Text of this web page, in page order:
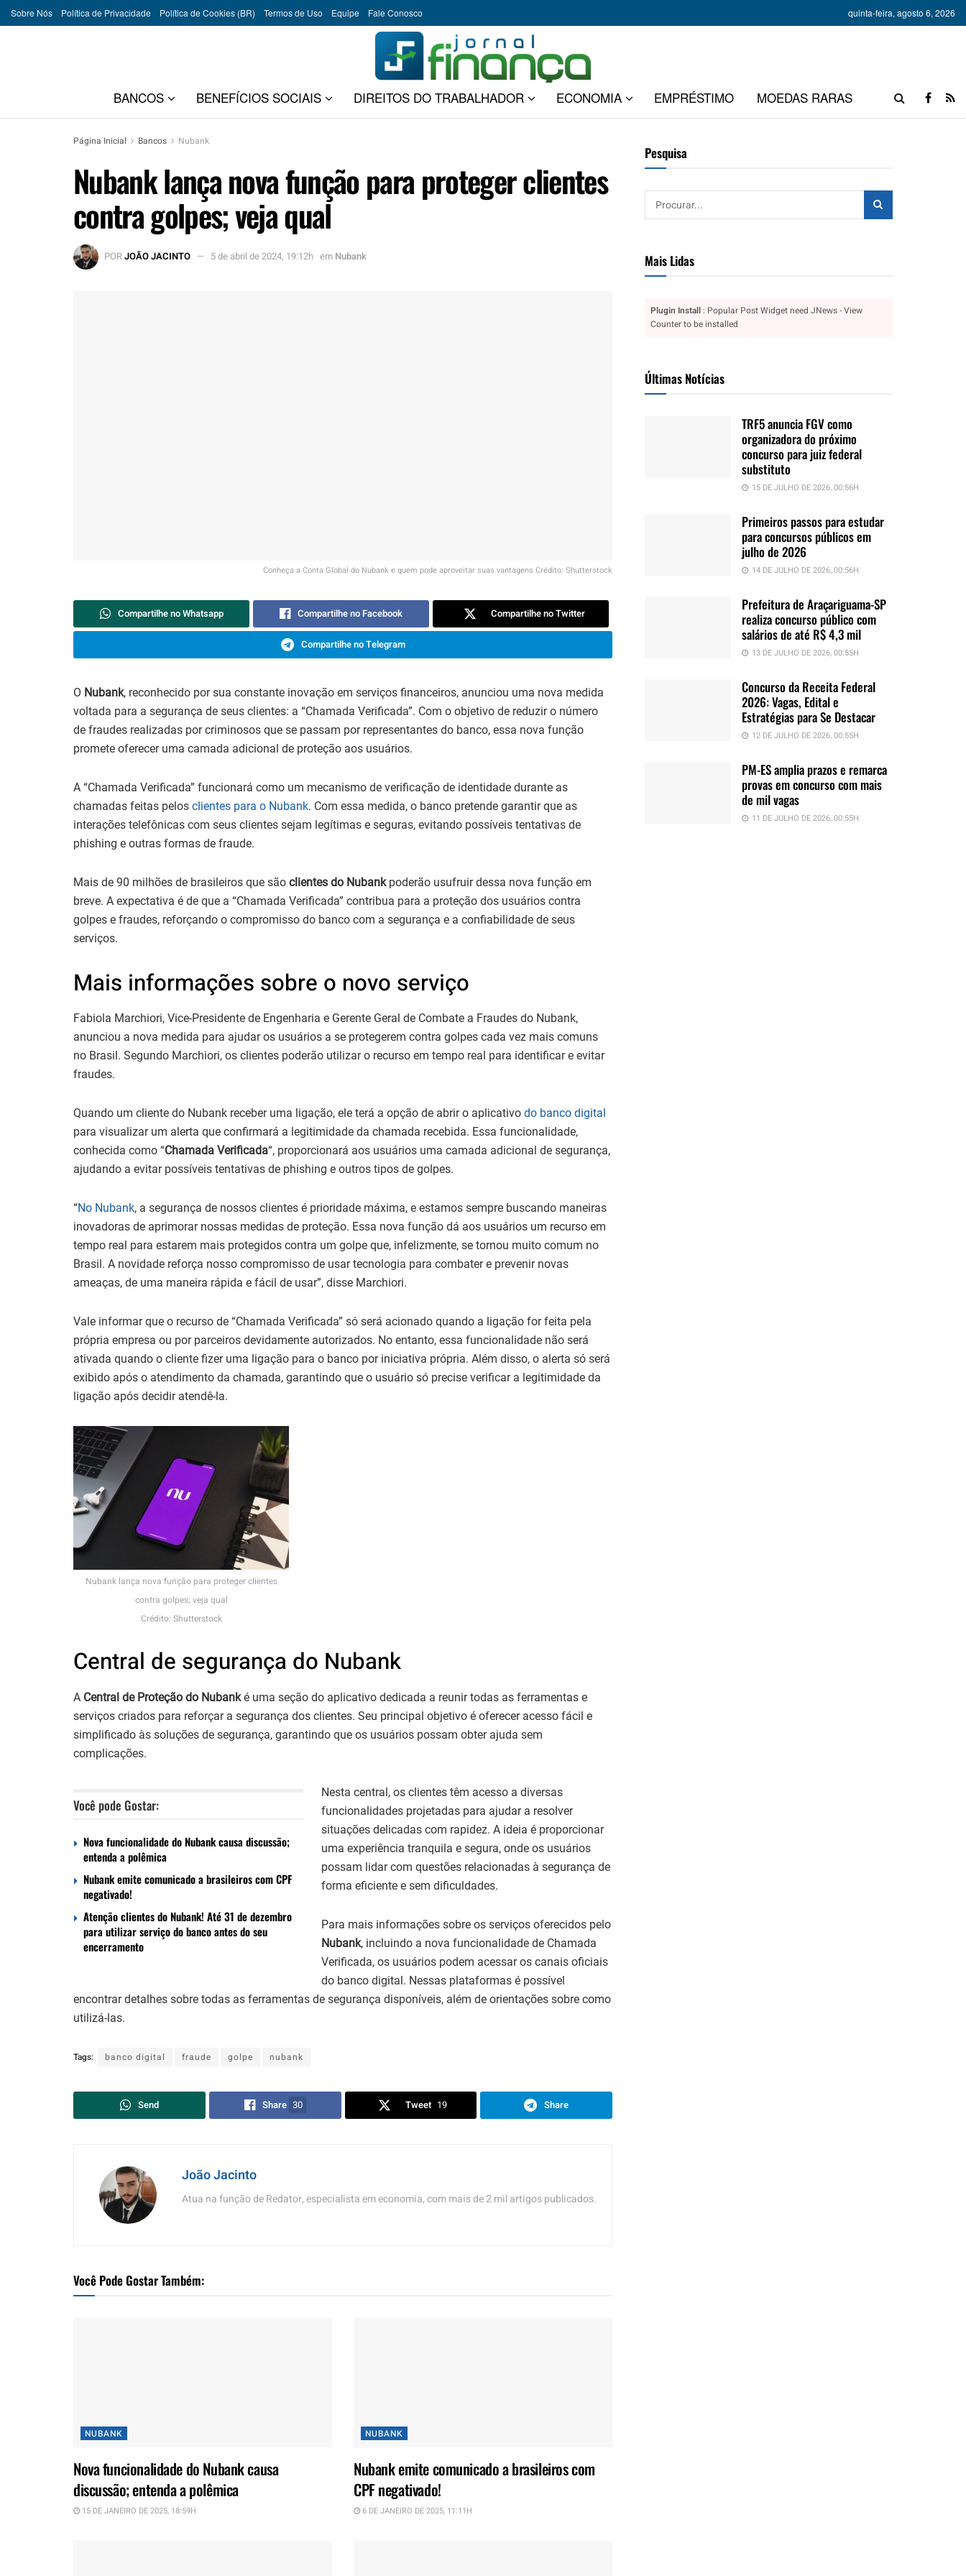
Sobre Nós Política de Privacidade Política de Cookies (BR) Termos de Uso Equipe Fale Conosco quinta-feira, agosto 6, 2026
BANCOS BENEFÍCIOS SOCIAIS DIREITOS DO TRABALHADOR ECONOMIA EMPRÉSTIMO MOEDAS RARAS
Página Inicial Bancos Nubank
Nubank lança nova função para proteger clientes
contra golpes; veja qual
PORJOÃO JACINTO 5 de abril de 2024, 19:12h em Nubank
Conheça a Conta Global do Nubank e quem pode aproveitar suas vantagens Crédito: Shutterstock
Compartilhe no Whatsapp Compartilhe no Facebook Compartilhe no Twitter
Compartilhe no Telegram
O Nubank, reconhecido por sua constante inovação em serviços financeiros, anunciou uma nova medida
voltada para a segurança de seus clientes: a “Chamada Verificada”. Com o objetivo de reduzir o número
de fraudes realizadas por criminosos que se passam por representantes do banco, essa nova função
promete oferecer uma camada adicional de proteção aos usuários.
A “Chamada Verificada” funcionará como um mecanismo de verificação de identidade durante as
chamadas feitas pelos clientes para o Nubank. Com essa medida, o banco pretende garantir que as
interações telefônicas com seus clientes sejam legítimas e seguras, evitando possíveis tentativas de
phishing e outras formas de fraude.
Mais de 90 milhões de brasileiros que são clientes do Nubankpoderão usufruir dessa nova função em
breve. A expectativa é de que a “Chamada Verificada” contribua para a proteção dos usuários contra
golpes e fraudes, reforçando o compromisso do banco com a segurança e a confiabilidade de seus
serviços.
Mais informações sobre o novo serviço
Fabiola Marchiori, Vice-Presidente de Engenharia e Gerente Geral de Combate a Fraudes do Nubank,
anunciou a nova medida para ajudar os usuários a se protegerem contra golpes cada vez mais comuns
no Brasil. Segundo Marchiori, os clientes poderão utilizar o recurso em tempo real para identificar e evitar
fraudes.
Quando um cliente do Nubank receber uma ligação, ele terá a opção de abrir o aplicativo do banco digital
para visualizar um alerta que confirmará a legitimidade da chamada recebida. Essa funcionalidade,
conhecida como “Chamada Verificada“, proporcionará aos usuários uma camada adicional de segurança,
ajudando a evitar possíveis tentativas de phishing e outros tipos de golpes.
“No Nubank, a segurança de nossos clientes é prioridade máxima, e estamos sempre buscando maneiras
inovadoras de aprimorar nossas medidas de proteção. Essa nova função dá aos usuários um recurso em
tempo real para estarem mais protegidos contra um golpe que, infelizmente, se tornou muito comum no
Brasil. A novidade reforça nosso compromisso de usar tecnologia para combater e prevenir novas
ameaças, de uma maneira rápida e fácil de usar”, disse Marchiori.
Vale informar que o recurso de “Chamada Verificada” só será acionado quando a ligação for feita pela
própria empresa ou por parceiros devidamente autorizados. No entanto, essa funcionalidade não será
ativada quando o cliente fizer uma ligação para o banco por iniciativa própria. Além disso, o alerta só será
exibido após o atendimento da chamada, garantindo que o usuário só precise verificar a legitimidade da
ligação após decidir atendê-la.
Nubank lança nova função para proteger clientes
contra golpes; veja qual
Crédito: Shutterstock
Central de segurança do Nubank
A Central de Proteção do Nubanké uma seção do aplicativo dedicada a reunir todas as ferramentas e
serviços criados para reforçar a segurança dos clientes. Seu principal objetivo é oferecer acesso fácil e
simplificado às soluções de segurança, garantindo que os usuários possam obter ajuda sem
complicações.
Você pode Gostar:
Nova funcionalidade do Nubank causa discussão;
entenda a polêmica
Nubank emite comunicado a brasileiros com CPF
negativado!
Atenção clientes do Nubank! Até 31 de dezembro
para utilizar serviço do banco antes do seu
encerramento
Nesta central, os clientes têm acesso a diversas
funcionalidades projetadas para ajudar a resolver
situações delicadas com rapidez. A ideia é proporcionar
uma experiência tranquila e segura, onde os usuários
possam lidar com questões relacionadas à segurança de
forma eficiente e sem dificuldades.
Para mais informações sobre os serviços oferecidos pelo
Nubank, incluindo a nova funcionalidade de Chamada
Verificada, os usuários podem acessar os canais oficiais
do banco digital. Nessas plataformas é possível
encontrar detalhes sobre todas as ferramentas de segurança disponíveis, além de orientações sobre como
utilizá-las.
Tags: banco digital fraude golpe nubank
Send Share 30 Tweet 19 Share
João Jacinto
Atua na função de Redator, especialista em economia, com mais de 2 mil artigos publicados.
Você Pode Gostar Também:
NUBANK
Nova funcionalidade do Nubank causa
discussão; entenda a polêmica
15 DE JANEIRO DE 2025, 18:59H
NUBANK
Nubank emite comunicado a brasileiros com
CPF negativado!
6 DE JANEIRO DE 2025, 11:11H
Pesquisa
Mais Lidas
Plugin Install : Popular Post Widget need JNews - View
Counter to be installed
Últimas Notícias
TRF5 anuncia FGV como
organizadora do próximo
concurso para juiz federal
substituto
15 DE JULHO DE 2026, 00:56H
Primeiros passos para estudar
para concursos públicos em
julho de 2026
14 DE JULHO DE 2026, 00:56H
Prefeitura de Araçariguama-SP
realiza concurso público com
salários de até R$ 4,3 mil
13 DE JULHO DE 2026, 00:55H
Concurso da Receita Federal
2026: Vagas, Edital e
Estratégias para Se Destacar
12 DE JULHO DE 2026, 00:55H
PM-ES amplia prazos e remarca
provas em concurso com mais
de mil vagas
11 DE JULHO DE 2026, 00:55H